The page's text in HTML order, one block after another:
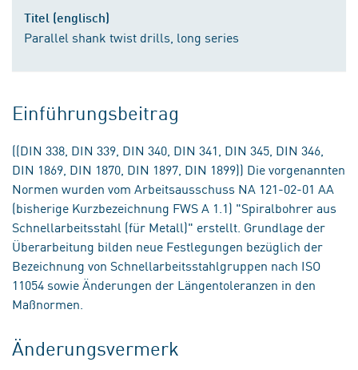
Titel (englisch)
Parallel shank twist drills, long series
Einführungsbeitrag
((DIN 338, DIN 339, DIN 340, DIN 341, DIN 345, DIN 346,
DIN 1869, DIN 1870, DIN 1897, DIN 1899)) Die vorgenannten
Normen wurden vom Arbeitsausschuss NA 121-02-01 AA
(bisherige Kurzbezeichnung FWS A 1.1) "Spiralbohrer aus
Schnellarbeitsstahl (für Metall)" erstellt. Grundlage der
Überarbeitung bilden neue Festlegungen bezüglich der
Bezeichnung von Schnellarbeitsstahlgruppen nach ISO
11054 sowie Änderungen der Längentoleranzen in den
Maßnormen.
Änderungsvermerk